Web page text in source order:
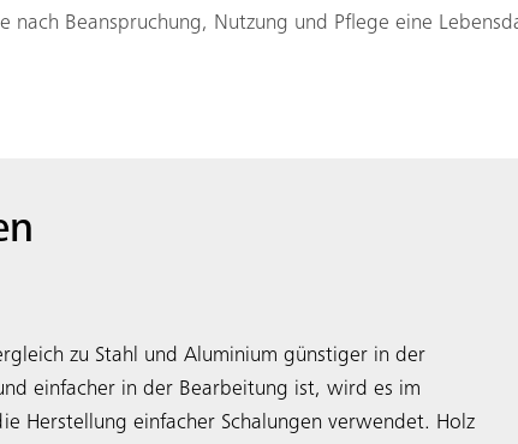
nach Beanspruchung, Nutzung und Pflege eine
zu Stahl und Aluminium günstiger in der
einfacher in der Bearbeitung ist, wird es im
Herstellung einfacher Schalungen verwendet. Holz